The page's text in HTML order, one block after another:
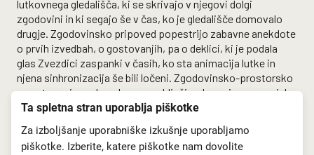
Ta spletna stran uporablja piškotke
Za izboljšanje uporabniške izkušnje uporabljamo
piškotke. Izberite, katere piškotke nam dovolite
lutkovnega gledališča, ki se skrivajo v njegovi dolgi
zgodovini in ki segajo še v čas, ko je gledališče domovalo
drugje. Zgodovinsko pripoved popestrijo zabavne anekdote
o prvih izvedbah, o gostovanjih, pa o deklici, ki je podala
glas Zvezdici zaspanki v časih, ko sta animacija lutke in
njena sinhronizacija še bili ločeni. Zgodovinsko-prostorsko
popotovanje pod gradom se zaključi z vkrcanjem na grajsko
vzpenjačo, ki omogoči nekaj minut premora ob vseh
Lutkovnem muzeju. Na tem mestu dobi opisana zgodovina
še bolj materialno dimenzijo, ko pridemo v stik z lutkami iz